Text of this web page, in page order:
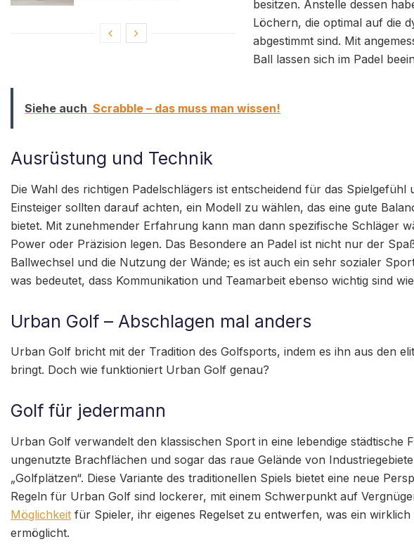
besitzen. Anstelle dessen
Löchern, die optimal auf die
abgestimmt sind. Mit
Ball lassen sich im Padel
Siehe auch Scrabble – das muss man wissen!
Ausrüstung und Technik
Die Wahl des richtigen Padelschlägers ist entscheidend für das Spielgefühl
Einsteiger sollten darauf achten, ein Modell zu wählen, das eine gute
bietet. Mit zunehmender Erfahrung kann man dann spezifische Schläger
Power oder Präzision legen. Das Besondere an Padel ist nicht nur der
Ballwechsel und die Nutzung der Wände; es ist auch ein sehr sozialer
was bedeutet, dass Kommunikation und Teamarbeit ebenso wichtig sind
Urban Golf – Abschlagen mal anders
Urban Golf bricht mit der Tradition des Golfsports, indem es ihn aus den
bringt. Doch wie funktioniert Urban Golf genau?
Golf für jedermann
Urban Golf verwandelt den klassischen Sport in eine lebendige städtische
ungenutzte Brachflächen und sogar das raue Gelände von
„Golfplätzen“. Diese Variante des traditionellen Spiels bietet eine neue
Regeln für Urban Golf sind lockerer, mit einem Schwerpunkt auf
Möglichkeit für Spieler, ihr eigenes Regelset zu entwerfen, was ein
ermöglicht.